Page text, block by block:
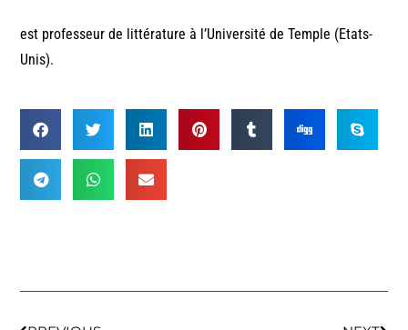
est professeur de littérature à l’Université de Temple (Etats-
Unis).